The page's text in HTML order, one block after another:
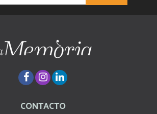
CONTACTO